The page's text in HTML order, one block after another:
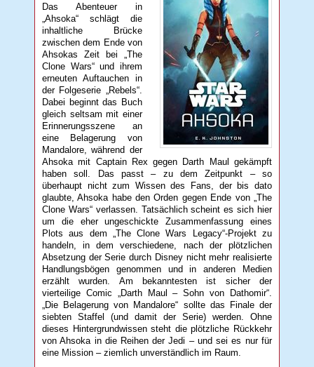
Das Abenteuer in
„Ahsoka“ schlägt die
inhaltliche Brücke
zwischen dem Ende von
Ahsokas Zeit bei „The
Clone Wars“ und ihrem
erneuten Auftauchen in
der Folgeserie „Rebels“.
Dabei beginnt das Buch
gleich seltsam mit einer
Erinnerungsszene an
eine Belagerung von
Mandalore, während der
Ahsoka mit Captain Rex gegen Darth Maul gekämpft
haben soll. Das passt – zu dem Zeitpunkt – so
überhaupt nicht zum Wissen des Fans, der bis dato
glaubte, Ahsoka habe den Orden gegen Ende von „The
Clone Wars“ verlassen. Tatsächlich scheint es sich hier
um die eher ungeschickte Zusammenfassung eines
Plots aus dem „The Clone Wars Legacy“-Projekt zu
handeln, in dem verschiedene, nach der plötzlichen
Absetzung der Serie durch Disney nicht mehr realisierte
Handlungsbögen genommen und in anderen Medien
erzählt wurden. Am bekanntesten ist sicher der
vierteilige Comic „Darth Maul – Sohn von Dathomir“.
„Die Belagerung von Mandalore“ sollte das Finale der
siebten Staffel (und damit der Serie) werden. Ohne
dieses Hintergrundwissen steht die plötzliche Rückkehr
von Ahsoka in die Reihen der Jedi – und sei es nur für
eine Mission – ziemlich unverständlich im Raum.